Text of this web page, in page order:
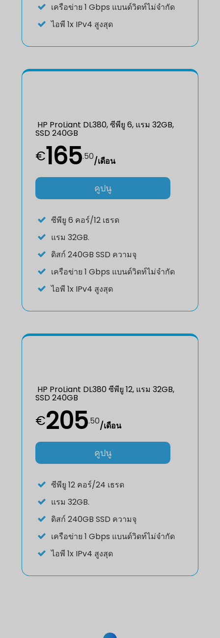
เครือข่าย 1 Gbps แบนด์วิดท์ไม่จำกัด
ไอพี 1x IPv4 สูงสุด
HP ProLiant DL380, ซีพียู 6, แรม 32GB,
SSD 240GB
€165.50/เดือน
คูปนู
ซีพียู 6 คอร์/12 เธรด
แรม 32GB.
ดิสก์ 240GB SSD ความจุ
เครือข่าย 1 Gbps แบนด์วิดท์ไม่จำกัด
ไอพี 1x IPv4 สูงสุด
HP ProLiant DL380 ซีพียู 12, แรม 32GB,
SSD 240GB
€205.50/เดือน
คูปนู
ซีพียู 12 คอร์/24 เธรด
แรม 32GB.
ดิสก์ 240GB SSD ความจุ
เครือข่าย 1 Gbps แบนด์วิดท์ไม่จำกัด
ไอพี 1x IPv4 สูงสุด